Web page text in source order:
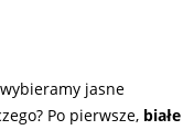
jasne
Po pierwsze, białe